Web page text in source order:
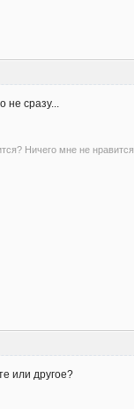
не сразу...
Ничего мне не нравится.
или другое?